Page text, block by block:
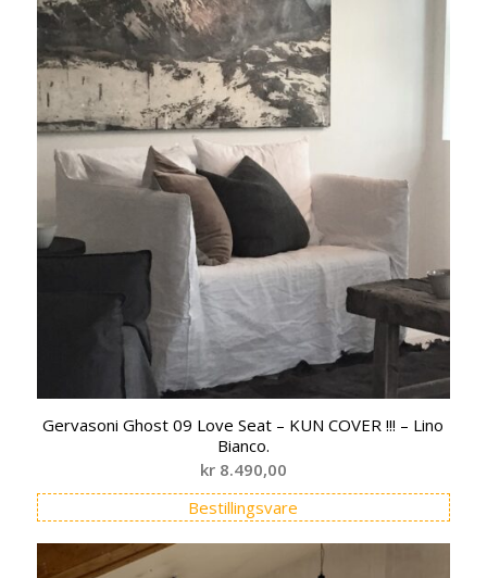
Gervasoni Ghost 09 Love Seat – KUN COVER !!! – Lino
Bianco.
kr8.490,00
Bestillingsvare